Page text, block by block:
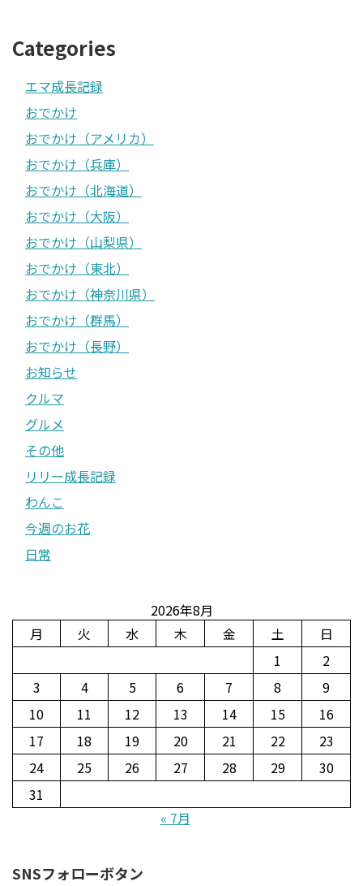
Categories
エマ成長記録
おでかけ
おでかけ（アメリカ）
おでかけ（兵庫）
おでかけ（北海道）
おでかけ（大阪）
おでかけ（山梨県）
おでかけ（東北）
おでかけ（神奈川県）
おでかけ（群馬）
おでかけ（長野）
お知らせ
クルマ
グルメ
その他
リリー成長記録
わんこ
今週のお花
日常
2026年8月
月
火 水 木 金 土
日
1
2
3
4 5 6 7 8
9
10
11 12 13 14 15
16
17
18 19 20 21 22
23
24
25 26 27 28 29
30
31
« 7月
SNSフォローボタン